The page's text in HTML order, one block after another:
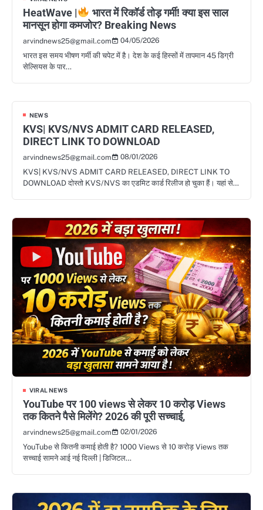
HeatWave |
भारत में रिकॉर्ड तोड़ गर्मी! क्या इस साल
मानसून होगा कमजोर? Breaking News
arvindnews25@gmail.com
04/05/2026
भारत इस समय भीषण गर्मी की चपेट में है। देश के कई हिस्सों में तापमान 45 डिग्री
सेल्सियस के पार…
NEWS
KVS| KVS/NVS ADMIT CARD RELEASED,
DIRECT LINK TO DOWNLOAD
arvindnews25@gmail.com
08/01/2026
KVS| KVS/NVS ADMIT CARD RELEASED, DIRECT LINK TO
DOWNLOAD दोस्तो KVS/NVS का एडमिट कार्ड रिलीज हो चुका हैं। यहां से…
VIRAL NEWS
YouTube पर 100 views से लेकर 10 करोड़ Views
तक कितने पैसे मिलेंगे? 2026 की पूरी सच्चाई,
arvindnews25@gmail.com
02/01/2026
YouTube से कितनी कमाई होती है? 1000 Views से 10 करोड़ Views तक
सच्चाई सामने आई नई दिल्ली | डिजिटल…